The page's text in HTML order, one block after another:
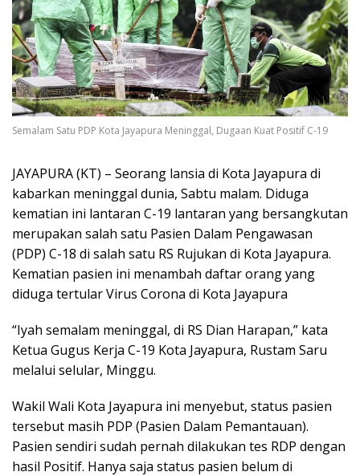
Semalam Satu PDP Kota Jayapura Meninggal, Dugaan Kuat Positif C-19
JAYAPURA (KT) – Seorang lansia di Kota Jayapura di
kabarkan meninggal dunia, Sabtu malam. Diduga
kematian ini lantaran C-19 lantaran yang bersangkutan
merupakan salah satu Pasien Dalam Pengawasan
(PDP) C-18 di salah satu RS Rujukan di Kota Jayapura.
Kematian pasien ini menambah daftar orang yang
diduga tertular Virus Corona di Kota Jayapura
“Iyah semalam meninggal, di RS Dian Harapan,” kata
Ketua Gugus Kerja C-19 Kota Jayapura, Rustam Saru
melalui selular, Minggu.
Wakil Wali Kota Jayapura ini menyebut, status pasien
tersebut masih PDP (Pasien Dalam Pemantauan).
Pasien sendiri sudah pernah dilakukan tes RDP dengan
hasil Positif. Hanya saja status pasien belum di